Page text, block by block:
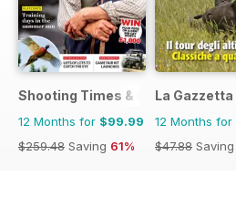
Shooting Times & Country
12 Months for $99.99
$259.48 Saving 61%
La
12 Months for
$47.88 Saving